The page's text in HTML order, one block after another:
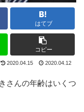
はてブ
コピー
2020.04.15 2020.04.12
さんの年齢はいくつ